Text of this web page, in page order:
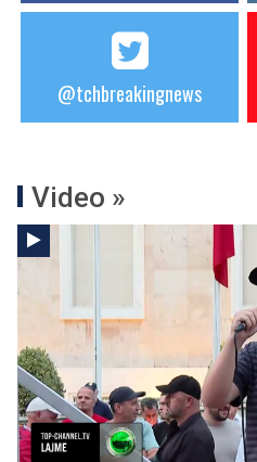
@tchbreakingnews
Video »